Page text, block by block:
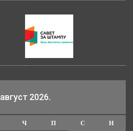
август 2026.
Ч П С Н